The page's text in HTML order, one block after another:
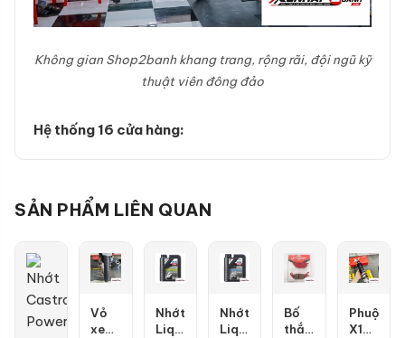
Không gian Shop2banh khang trang, rộng rãi, đội ngũ kỹ
thuật viên đông đảo
Hệ thống 16 cửa hàng:
SẢN PHẨM LIÊN QUAN
Vỏ
xe
Nhớt
Liqui
Nhớt
Liqui
Bố
thắng
Phuộc
X1R